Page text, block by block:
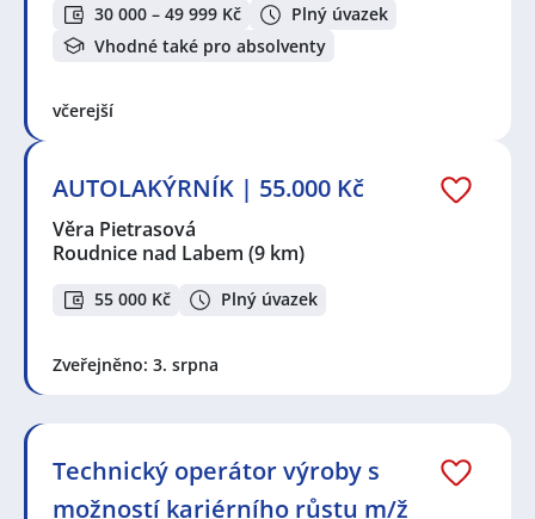
30 000 – 49 999 Kč
Plný úvazek
Vhodné také pro absolventy
včerejší
AUTOLAKÝRNÍK | 55.000 Kč
Věra Pietrasová
Roudnice nad Labem (9 km)
55 000 Kč Plný úvazek
Zveřejněno: 3. srpna
Technický operátor výroby s
možností kariérního růstu m/ž